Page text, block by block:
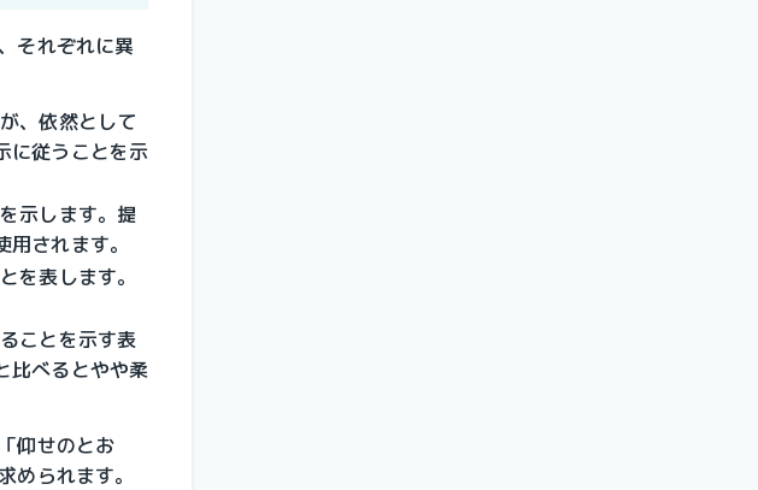
それぞれに異
、依然として
に従うことを示
示します。提
されます。
を表します。
ことを示す表
比べるとやや柔
仰せのとお
められます。